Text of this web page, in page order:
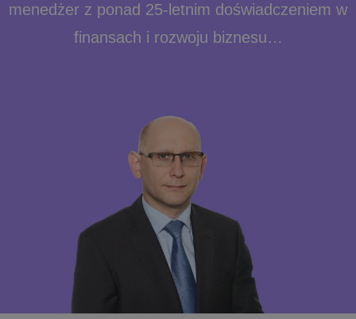
menedżer z ponad 25-letnim doświadczeniem w
finansach i rozwoju biznesu…